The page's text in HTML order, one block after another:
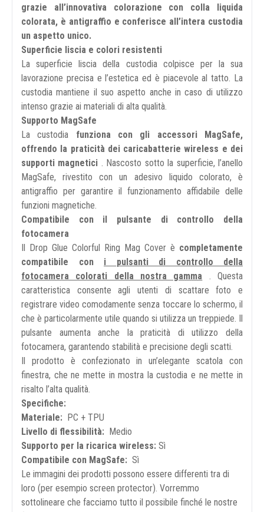
grazie all’innovativa colorazione con colla liquida
colorata, è antigraffio e conferisce all’intera custodia
un aspetto unico.
Superficie liscia e colori resistenti
La superficie liscia della custodia colpisce per la sua
lavorazione precisa e l’estetica ed è piacevole al tatto. La
custodia mantiene il suo aspetto anche in caso di utilizzo
intenso grazie ai materiali di alta qualità.
Supporto MagSafe
La custodia funziona con gli accessori MagSafe,
offrendo la praticità dei caricabatterie wireless e dei
supporti magnetici . Nascosto sotto la superficie, l’anello
MagSafe, rivestito con un adesivo liquido colorato, è
antigraffio per garantire il funzionamento affidabile delle
funzioni magnetiche.
Compatibile con il pulsante di controllo della
fotocamera
Il Drop Glue Colorful Ring Mag Cover è completamente
compatibile con i pulsanti di controllo della
fotocamera colorati della nostra gamma
. Questa
caratteristica consente agli utenti di scattare foto e
registrare video comodamente senza toccare lo schermo, il
che è particolarmente utile quando si utilizza un treppiede. Il
pulsante aumenta anche la praticità di utilizzo della
fotocamera, garantendo stabilità e precisione degli scatti.
Il prodotto è confezionato in un’elegante scatola con
finestra, che ne mette in mostra la custodia e ne mette in
risalto l’alta qualità.
Specifiche:
Materiale:
PC + TPU
Livello di flessibilità:
Medio
Supporto per la ricarica wireless: Sì
Compatibile con MagSafe: Sì
Le immagini dei prodotti possono essere differenti tra di
loro (per esempio screen protector). Vorremmo
sottolineare che facciamo tutto il possibile finché le nostre